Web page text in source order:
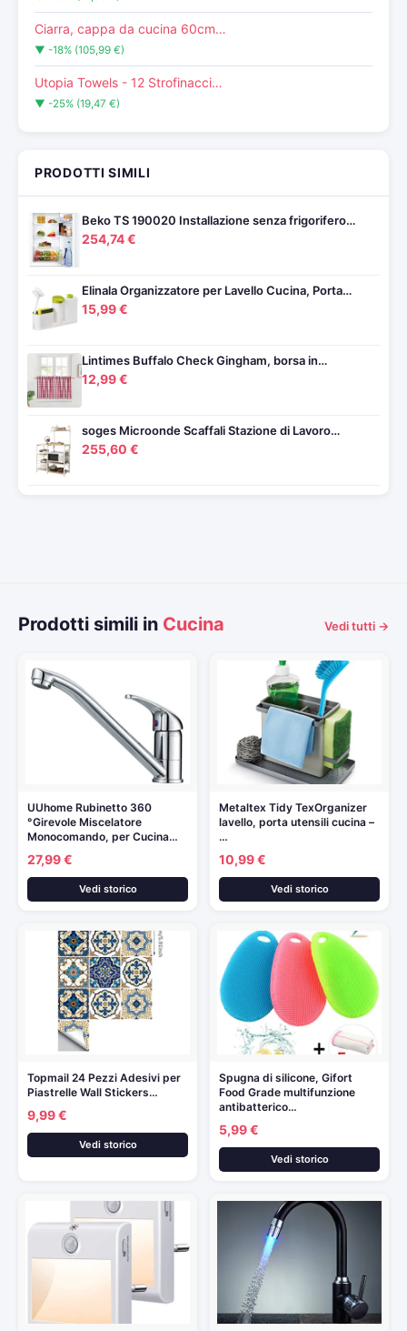
Ciarra, cappa da cucina 60cm…
▼ -18% (105,99 €)
Utopia Towels - 12 Strofinacci…
▼ -25% (19,47 €)
PRODOTTI SIMILI
Beko TS 190020 Installazione senza frigorifero…
254,74 €
Elinala Organizzatore per Lavello Cucina, Porta…
15,99 €
Lintimes Buffalo Check Gingham, borsa in…
12,99 €
soges Microonde Scaffali Stazione di Lavoro…
255,60 €
Prodotti simili in Cucina Vedi tutti →
UUhome Rubinetto 360
°Girevole Miscelatore
Monocomando, per Cucina…
27,99 €
Vedi storico
Metaltex Tidy TexOrganizer
lavello, porta utensili cucina –
…
10,99 €
Vedi storico
Topmail 24 Pezzi Adesivi per
Piastrelle Wall Stickers…
9,99 €
Vedi storico
Spugna di silicone, Gifort
Food Grade multifunzione
antibatterico…
5,99 €
Vedi storico